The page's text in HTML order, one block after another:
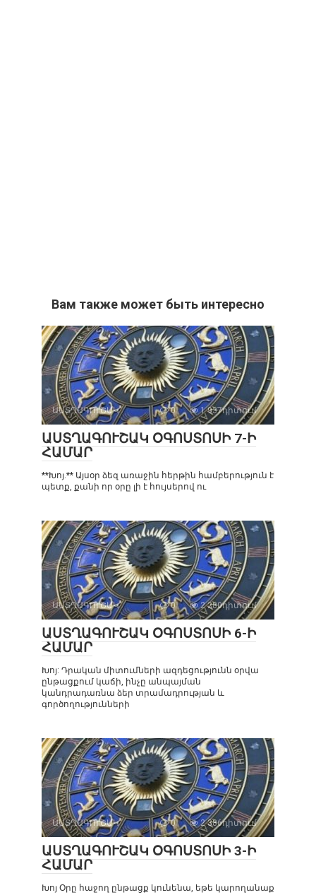
Вам также может быть интересно
ԱՍՏՂԱԳՈՒՇԱԿ 0 1 937դիտում
ԱՍՏՂԱԳՈՒՇԱԿ ՕԳՈՍՏՈՍԻ 7-Ի
ՀԱՄԱՐ
**Խոյ.** Այսօր ձեզ առաջին հերթին համբերություն է
պետք, քանի որ օրը լի է հույսերով ու
ԱՍՏՂԱԳՈՒՇԱԿ 0 2 280դիտում
ԱՍՏՂԱԳՈՒՇԱԿ ՕԳՈՍՏՈՍԻ 6-Ի
ՀԱՄԱՐ
Խոյ: Դրական միտումների ազդեցությունն օրվա
ընթացքում կաճի, ինչը անպայման
կանդրադառնա ձեր տրամադրության և
գործողությունների
ԱՍՏՂԱԳՈՒՇԱԿ 0 2 386դիտում
ԱՍՏՂԱԳՈՒՇԱԿ ՕԳՈՍՏՈՍԻ 3-Ի
ՀԱՄԱՐ
Խոյ Օրը հաջող ընթացք կունենա, եթե կարողանաք